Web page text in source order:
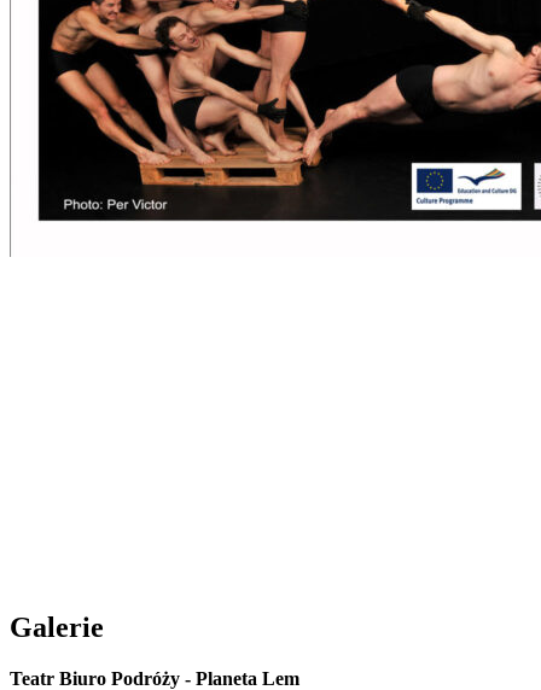
Galerie
Teatr Biuro Podróży - Planeta Lem